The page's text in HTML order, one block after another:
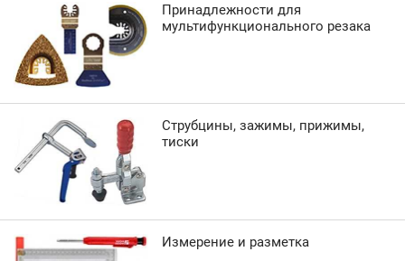
Принадлежности для
мультифункционального резака
Струбцины, зажимы, прижимы,
тиски
Измерение и разметка